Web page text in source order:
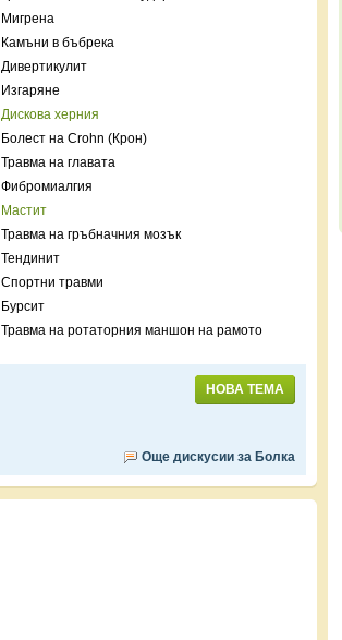
Мигрена
Камъни в бъбрека
Дивертикулит
Изгаряне
Дискова херния
Болест на Crohn (Крон)
Травма на главата
Фибромиалгия
Мастит
Травма на гръбначния мозък
Тендинит
Спортни травми
Бурсит
Травма на ротаторния маншон на рамото
НОВА ТЕМА
Още дискусии за Болка